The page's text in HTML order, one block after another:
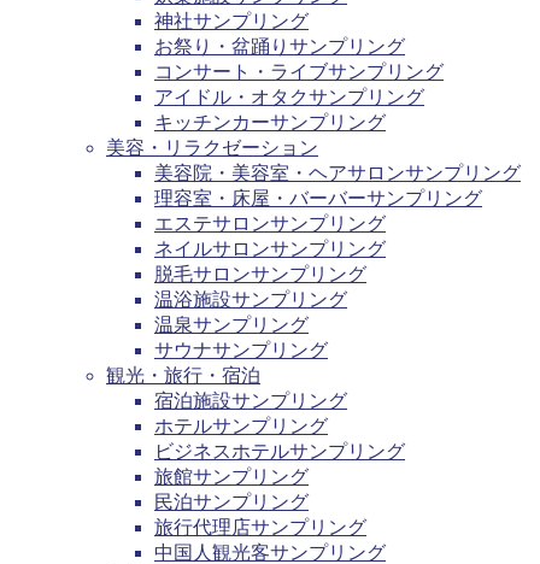
神社サンプリング
お祭り・盆踊りサンプリング
コンサート・ライブサンプリング
アイドル・オタクサンプリング
キッチンカーサンプリング
美容・リラクゼーション
美容院・美容室・ヘアサロンサンプリング
理容室・床屋・バーバーサンプリング
エステサロンサンプリング
ネイルサロンサンプリング
脱毛サロンサンプリング
温浴施設サンプリング
温泉サンプリング
サウナサンプリング
観光・旅行・宿泊
宿泊施設サンプリング
ホテルサンプリング
ビジネスホテルサンプリング
旅館サンプリング
民泊サンプリング
旅行代理店サンプリング
中国人観光客サンプリング